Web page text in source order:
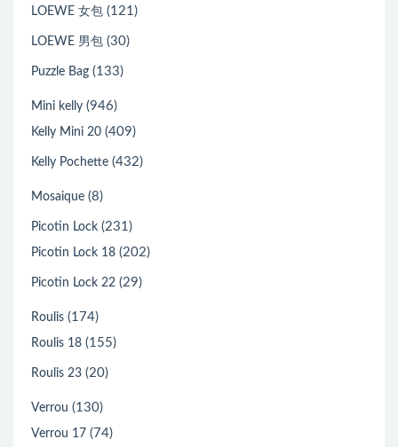
LOEWE 女包 (121)
LOEWE 男包 (30)
Puzzle Bag (133)
Mini kelly (946)
Kelly Mini 20 (409)
Kelly Pochette (432)
Mosaique (8)
Picotin Lock (231)
Picotin Lock 18 (202)
Picotin Lock 22 (29)
Roulis (174)
Roulis 18 (155)
Roulis 23 (20)
Verrou (130)
Verrou 17 (74)